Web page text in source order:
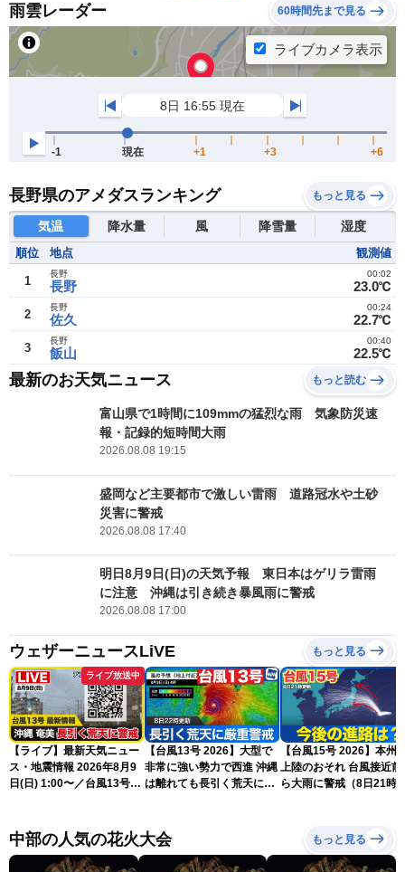
雨雲レーダー 60時間先まで見る
長野県のアメダスランキング もっと見る
気温 降水量 風 降雪量 湿度
順位 地点 観測値
1 長野
長野
23.0℃
00:02
2 佐久
長野
22.7℃
00:24
3 飯山
長野
22.5℃
00:40
最新のお天気ニュース もっと読む
富山県で1時間に109mmの猛烈な雨 気象防災速
報・記録的短時間大雨
2026.08.08 19:15
盛岡など主要都市で激しい雷雨 道路冠水や土砂
災害に警戒
2026.08.08 17:40
明日8月9日(日)の天気予報 東日本はゲリラ雷雨
に注意 沖縄は引き続き暴風雨に警戒
2026.08.08 17:00
ウェザーニュースLiVE もっと見る
ライブ放送中
【ライブ】最新天気ニュー
ス・地震情報 2026年8月9
日(日) 1:00〜／台風13号・
LiVE〉
【台風13号 2026】大型で
非常に強い勢力で西進 沖縄
は離れても長引く荒天に厳
【台風15号 2026】本州
上陸のおそれ 台風接近前
ら大雨に警戒（8日21時
中部の人気の花火大会 もっと見る